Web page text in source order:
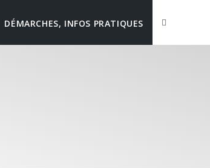
DÉMARCHES, INFOS PRATIQUES